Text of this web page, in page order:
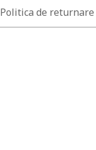
Politica de returnare